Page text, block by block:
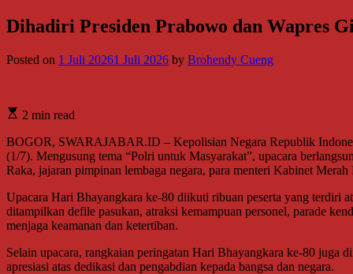
Dihadiri Presiden Prabowo dan Wapres
Posted on 1 Juli 20261 Juli 2026 by Brohendy Cueng
2 min read
BOGOR, SWARAJABAR.ID – Kepolisian Negara Republik
(1/7). Mengusung tema “Polri untuk Masyarakat”, upacara
Raka, jajaran pimpinan lembaga negara, para menteri Kabinet
Upacara Hari Bhayangkara ke-80 diikuti ribuan peserta yang terdiri
ditampilkan defile pasukan, atraksi kemampuan personel, parade
menjaga keamanan dan ketertiban.
Selain upacara, rangkaian peringatan Hari Bhayangkara ke-80 juga
apresiasi atas dedikasi dan pengabdian kepada bangsa dan negara.